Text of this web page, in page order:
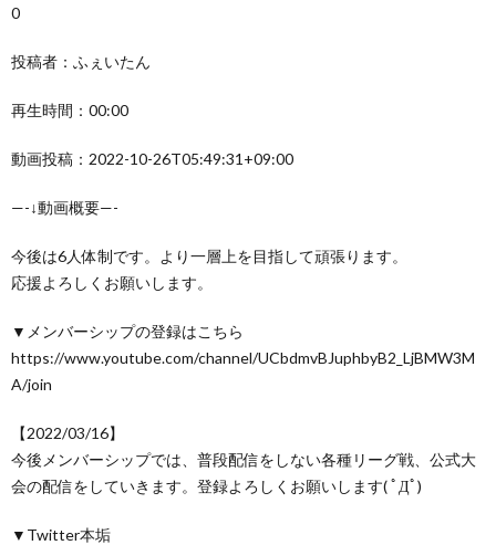
0
投稿者：ふぇいたん
再生時間：00:00
動画投稿：2022-10-26T05:49:31+09:00
—-↓動画概要—-
今後は6人体制です。より一層上を目指して頑張ります。
応援よろしくお願いします。
▼メンバーシップの登録はこちら
https://www.youtube.com/channel/UCbdmvBJuphbyB2_LjBMW3M
A/join
【2022/03/16】
今後メンバーシップでは、普段配信をしない各種リーグ戦、公式大
会の配信をしていきます。登録よろしくお願いします( ﾟДﾟ)
▼Twitter本垢